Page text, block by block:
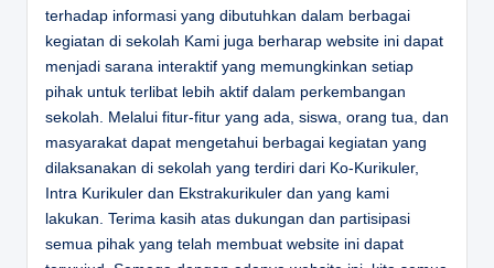
terhadap informasi yang dibutuhkan dalam berbagai
kegiatan di sekolah Kami juga berharap website ini dapat
menjadi sarana interaktif yang memungkinkan setiap
pihak untuk terlibat lebih aktif dalam perkembangan
sekolah. Melalui fitur-fitur yang ada, siswa, orang tua, dan
masyarakat dapat mengetahui berbagai kegiatan yang
dilaksanakan di sekolah yang terdiri dari Ko-Kurikuler,
Intra Kurikuler dan Ekstrakurikuler dan yang kami
lakukan. Terima kasih atas dukungan dan partisipasi
semua pihak yang telah membuat website ini dapat